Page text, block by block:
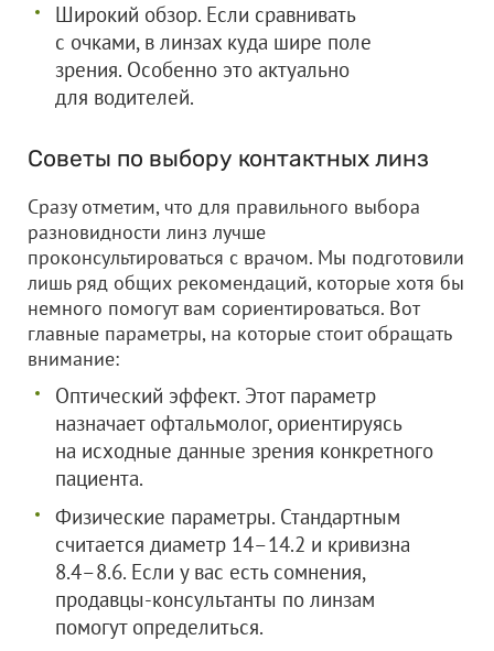
Широкий обзор. Если сравнивать
с очками, в линзах куда шире поле
зрения. Особенно это актуально
для водителей.
Советы по выбору контактных линз
Сразу отметим, что для правильного выбора
разновидности линз лучше
проконсультироваться с врачом. Мы подготовили
лишь ряд общих рекомендаций, которые хотя бы
немного помогут вам сориентироваться. Вот
главные параметры, на которые стоит обращать
внимание:
Оптический эффект. Этот параметр
назначает офтальмолог, ориентируясь
на исходные данные зрения конкретного
пациента.
Физические параметры. Стандартным
считается диаметр 14–14.2 и кривизна
8.4–8.6. Если у вас есть сомнения,
продавцы-консультанты по линзам
помогут определиться.